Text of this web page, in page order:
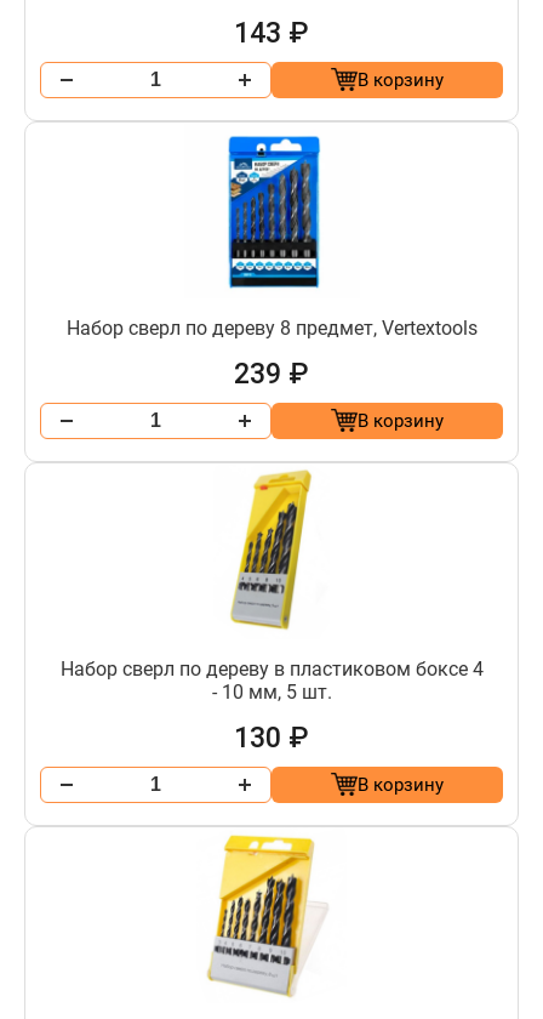
143 ₽
В корзину
Набор сверл по дереву 8 предмет, Vertextools
239 ₽
В корзину
Набор сверл по дереву в пластиковом боксе 4
- 10 мм, 5 шт.
130 ₽
В корзину